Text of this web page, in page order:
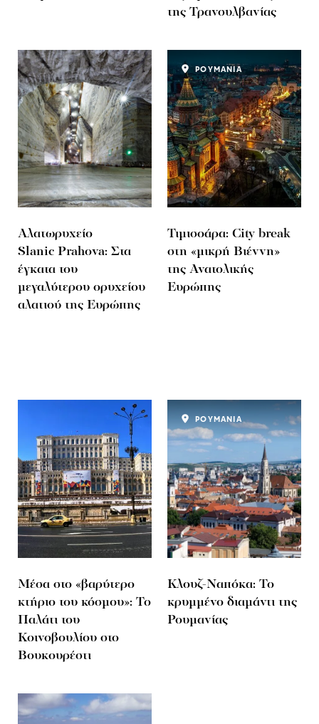
της Τρανσυλβανίας
Αλατωρυχείο
Slanic Prahova: Στα
έγκατα του
μεγαλύτερου ορυχείου
αλατιού της Ευρώπης
Τιμισοάρα: City break
στη «μικρή Βιέννη»
της Ανατολικής
Ευρώπης
ΡΟΥΜΑΝΙΑ
Μέσα στο «βαρύτερο
κτήριο του κόσμου»: Το
Παλάτι του
Κοινοβουλίου στο
Βουκουρέστι
Κλουζ-Ναπόκα: Το
κρυμμένο διαμάντι της
Ρουμανίας
ΡΟΥΜΑΝΙΑ